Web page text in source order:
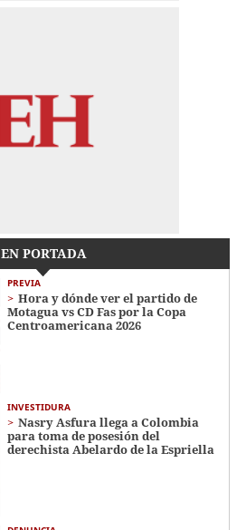
EN PORTADA
PREVIA
Hora y dónde ver el partido de
Motagua vs CD Fas por la Copa
Centroamericana 2026
INVESTIDURA
Nasry Asfura llega a Colombia
para toma de posesión del
derechista Abelardo de la Espriella